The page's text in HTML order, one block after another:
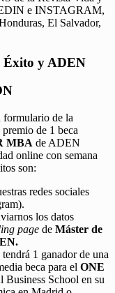
e INSTAGRAM,
El Salvador,
Éxito y ADEN
formulario de la
de 1 beca
MBA de ADEN
online con semana
son:
redes sociales
los datos
page de Máster de
1 ganador de una
beca para el ONE
School en su